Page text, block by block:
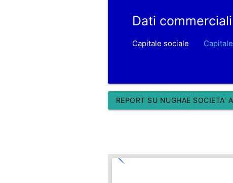
Dati commerciali
Capitale sociale
REPORT SU NUGHAE SOCIETA'